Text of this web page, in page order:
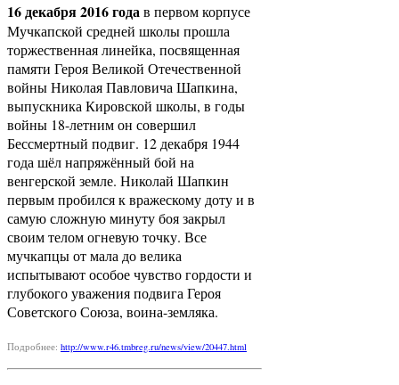
16 декабря 2016 годав первом корпусе
Мучкапской средней школы прошла
торжественная линейка, посвященная
памяти Героя Великой Отечественной
войны Николая Павловича Шапкина,
выпускника Кировской школы, в годы
войны 18-летним он совершил
Бессмертный подвиг. 12 декабря 1944
года шёл напряжённый бой на
венгерской земле. Николай Шапкин
первым пробился к вражескому доту и в
самую сложную минуту боя закрыл
своим телом огневую точку. Все
мучкапцы от мала до велика
испытывают особое чувство гордости и
глубокого уважения подвига Героя
Советского Союза, воина-земляка.
Подробнее: http://www.r46.tmbreg.ru/news/view/20447.html